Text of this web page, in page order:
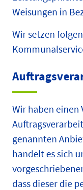
Weisungen in
Wir setzen
Wir haben einen
genannten
handelt es sich
dass dieser die